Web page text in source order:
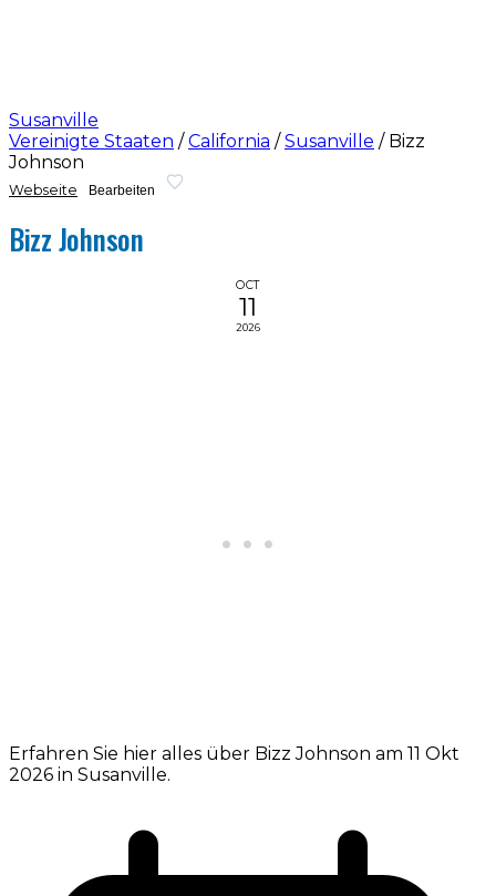
Susanville
Vereinigte Staaten / California / Susanville / Bizz
Johnson
Webseite Bearbeiten
Bizz Johnson
OCT
11
2026
Erfahren Sie hier alles über Bizz Johnson am 11 Okt
2026 in Susanville.